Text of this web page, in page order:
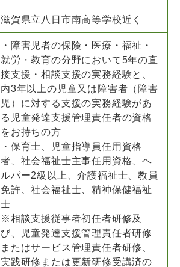
滋賀県立八日市南高等学校近く
・障害児者の保険・医療・福祉・
就労・教育の分野において5年の直
接支援・相談支援の実務経験と、
内3年以上の児童又は障害者（障害
児）に対する支援の実務経験があ
る児童発達支援管理責任者の資格
をお持ちの方
・保育士、児童指導員任用資格
者、社会福祉士主事任用資格、ヘ
ルパー2級以上、介護福祉士、教員
免許、社会福祉士、精神保健福祉
士
※相談支援従事者初任者研修及
び、児童発達支援管理責任者研修
またはサービス管理責任者研修、
実践研修または更新研修受講済の